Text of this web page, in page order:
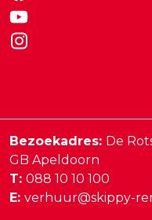
Bezoekadres: De
GB Apeldoorn
T: 088 10 10 100
E: verhuur@skippy-